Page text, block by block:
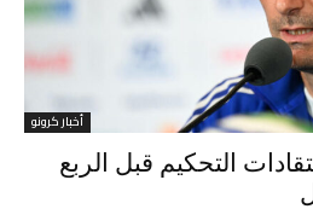
أخبار كرونو
التحكيم قبل الربع